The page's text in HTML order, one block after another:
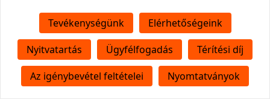
Tevékenységünk
Elérhetőségeink
Nyitvatartás
Ügyfélfogadás
Térítési díj
Az igénybevétel feltételei
Nyomtatványok